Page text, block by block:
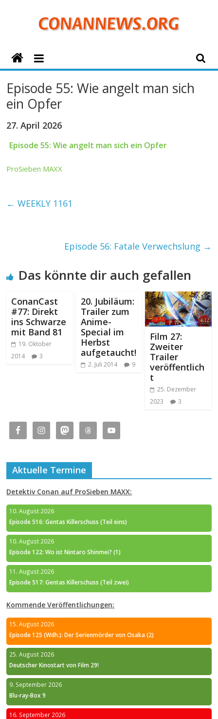
ConanNews.org
Conan
News
Episode 55: Wie angelt man sich
ein Opfer
27. April 2026
Episode 55: Wie angelt man sich ein Opfer
ProSieben MAXX
← WEEKLY 1161
Episode 56: Fatale Verwechslung →
Das könnte dir auch gefallen
ConanCast
#77: Direkt
ins Schwarze
mit Band 81
19. Oktober
2014
3
20. Jubiläum:
Trailer zum
Anime-
Special im
Herbst
aufgetaucht!
2. Juli 2014 9
Film 27:
Zweiter
Trailer
veröffentlich
t
25. Dezember
2023
3
Aktuelle Termine
Detektiv Conan auf ProSieben MAXX:
10. August 2026
Episode 516: Gentas Killerschuss (Teil eins)
10. August 2026
Episode 122: Wo ist Nintaro Shinmei? (1)
11. August 2026
Episode 517: Gentas Killerschuss (Teil zwei)
Kommende Veröffentlichungen:
15. August 2026
Episode 125 (Wdh.): Der Serienmörder von Osaka (2)
25. August 2026
Deutscher Kinostart von Film 29!
9. September 2026
Blu-ray-Box 9
16. September 2026